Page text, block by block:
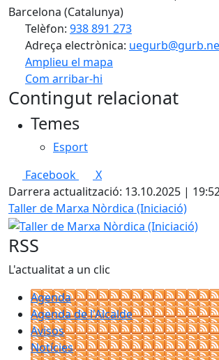
Barcelona (Catalunya)
Telèfon: 938 891 273
Adreça electrònica:
Amplieu el mapa
Com arribar-hi
+
Contingut relacionat
Temes
Esport
Facebook
X
Darrera actualització: 13.10.2025 |
Taller de Marxa Nòrdica (Iniciació)
RSS
L'actualitat a un clic
Agenda
Agenda de l'Alcalde
Avisos
Notícies